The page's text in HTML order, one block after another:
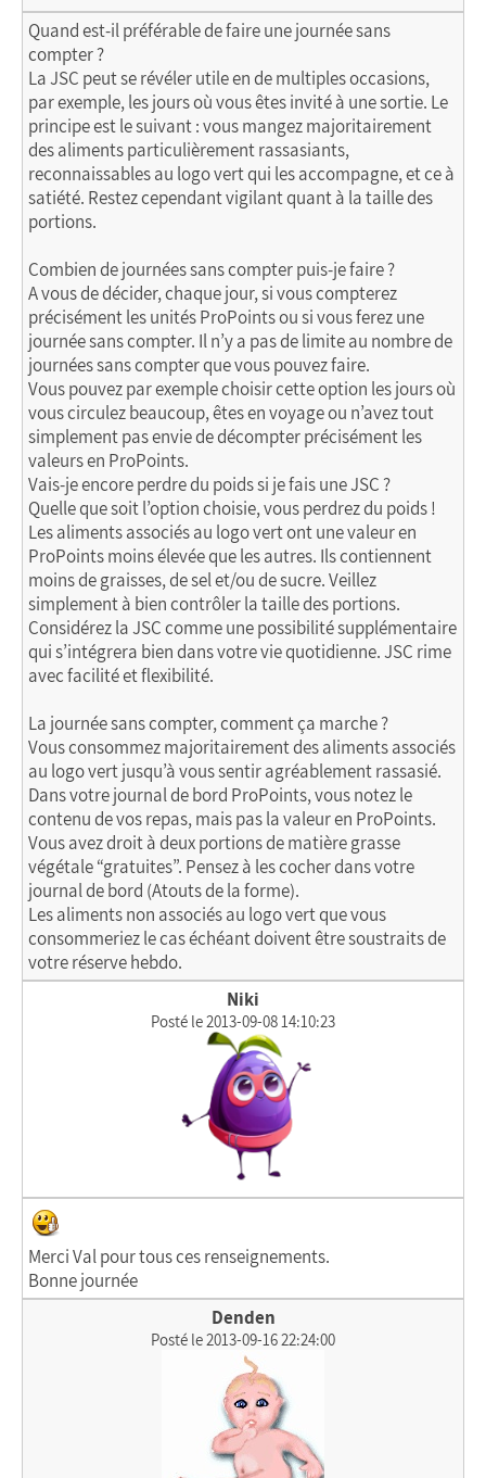
Quand est-il préférable de faire une journée sans
compter ?
La JSC peut se révéler utile en de multiples occasions,
par exemple, les jours où vous êtes invité à une sortie. Le
principe est le suivant : vous mangez majoritairement
des aliments particulièrement rassasiants,
reconnaissables au logo vert qui les accompagne, et ce à
satiété. Restez cependant vigilant quant à la taille des
portions.
Combien de journées sans compter puis-je faire ?
A vous de décider, chaque jour, si vous compterez
précisément les unités ProPoints ou si vous ferez une
journée sans compter. Il n’y a pas de limite au nombre de
journées sans compter que vous pouvez faire.
Vous pouvez par exemple choisir cette option les jours où
vous circulez beaucoup, êtes en voyage ou n’avez tout
simplement pas envie de décompter précisément les
valeurs en ProPoints.
Vais-je encore perdre du poids si je fais une JSC ?
Quelle que soit l’option choisie, vous perdrez du poids !
Les aliments associés au logo vert ont une valeur en
ProPoints moins élevée que les autres. Ils contiennent
moins de graisses, de sel et/ou de sucre. Veillez
simplement à bien contrôler la taille des portions.
Considérez la JSC comme une possibilité supplémentaire
qui s’intégrera bien dans votre vie quotidienne. JSC rime
avec facilité et flexibilité.
La journée sans compter, comment ça marche ?
Vous consommez majoritairement des aliments associés
au logo vert jusqu’à vous sentir agréablement rassasié.
Dans votre journal de bord ProPoints, vous notez le
contenu de vos repas, mais pas la valeur en ProPoints.
Vous avez droit à deux portions de matière grasse
végétale “gratuites”. Pensez à les cocher dans votre
journal de bord (Atouts de la forme).
Les aliments non associés au logo vert que vous
consommeriez le cas échéant doivent être soustraits de
votre réserve hebdo.
Niki
Posté le 2013-09-08 14:10:23
Merci Val pour tous ces renseignements.
Bonne journée
Denden
Posté le 2013-09-16 22:24:00